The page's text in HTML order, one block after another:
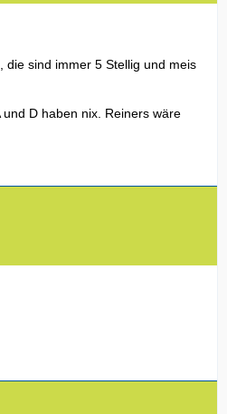
die sind immer 5 Stellig und meis
D haben nix. Reiners wäre